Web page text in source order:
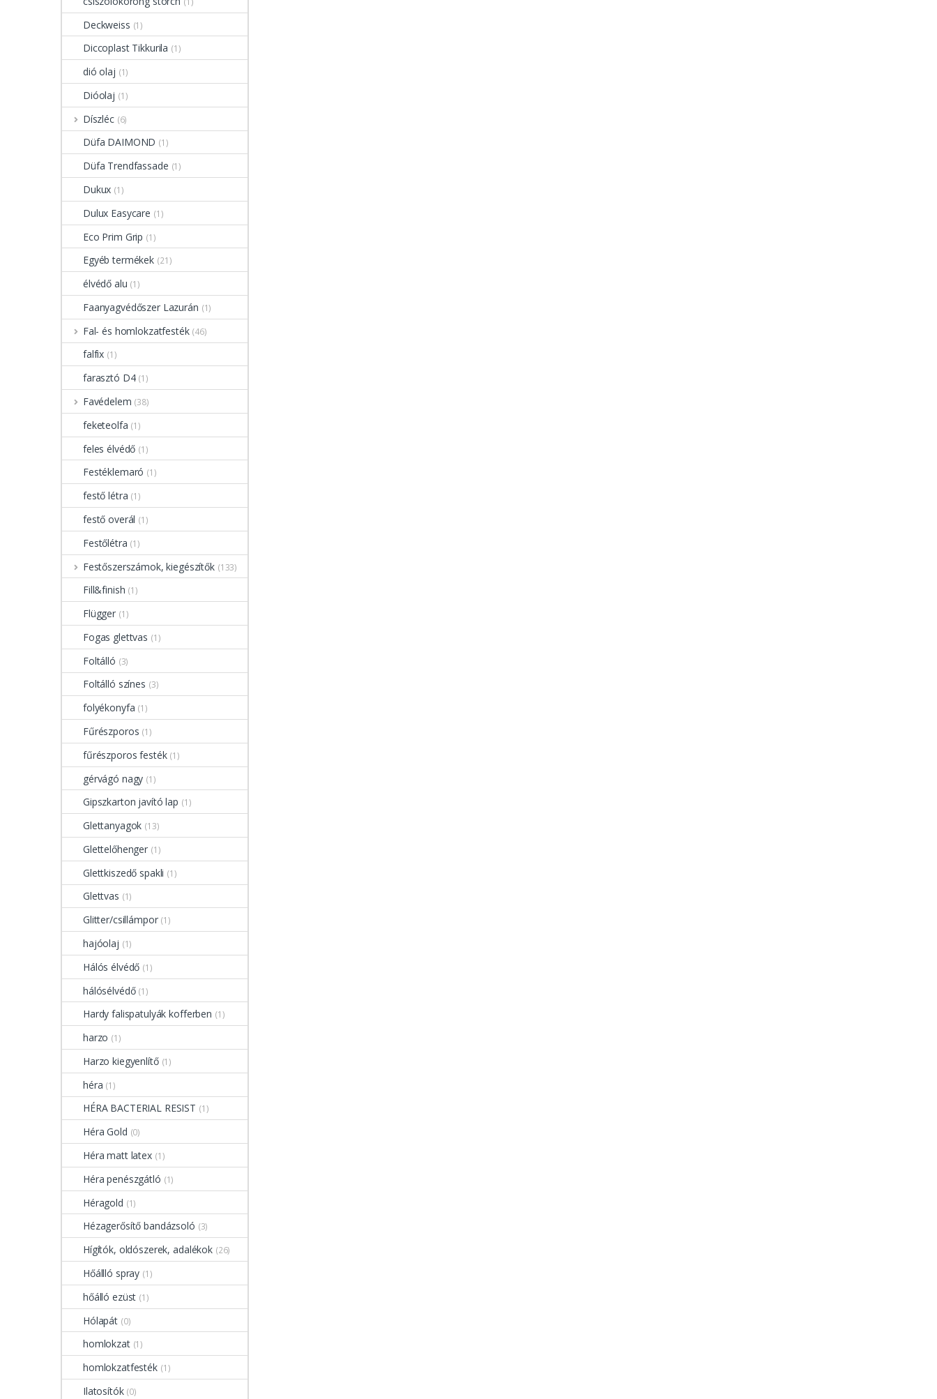
Deckweiss (1)
Diccoplast Tikkurila (1)
dió olaj (1)
Dióolaj (1)
Díszléc (6)
Düfa DAIMOND (1)
Düfa Trendfassade (1)
Dukux (1)
Dulux Easycare (1)
Eco Prim Grip (1)
Egyéb termékek (21)
élvédő alu (1)
Faanyagvédőszer Lazurán (1)
Fal- és homlokzatfesték (46)
falfix (1)
farasztó D4 (1)
Favédelem (38)
feketeolfa (1)
feles élvédő (1)
Festéklemaró (1)
festő létra (1)
festő overál (1)
Festőlétra (1)
Festőszerszámok, kiegészítők (133)
Fill&finish (1)
Flügger (1)
Fogas glettvas (1)
Foltálló (3)
Foltálló színes (3)
folyékonyfa (1)
Fűrészporos (1)
fűrészporos festék (1)
gérvágó nagy (1)
Gipszkarton javító lap (1)
Glettanyagok (13)
Glettelőhenger (1)
Glettkiszedő spakli (1)
Glettvas (1)
Glitter/csillámpor (1)
hajóolaj (1)
Hálós élvédő (1)
hálósélvédő (1)
Hardy falispatulyák kofferben (1)
harzo (1)
Harzo kiegyenlítő (1)
héra (1)
HÉRA BACTERIAL RESIST (1)
Héra Gold (0)
Héra matt latex (1)
Héra penészgátló (1)
Héragold (1)
Hézagerősítő bandázsoló (3)
Hígítók, oldószerek, adalékok (26)
Hőállló spray (1)
hőálló ezüst (1)
Hólapát (0)
homlokzat (1)
homlokzatfesték (1)
Ilatosítók (0)